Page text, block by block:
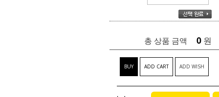
총 상품 금액 0 원
BUY ADD CART ADD WISH